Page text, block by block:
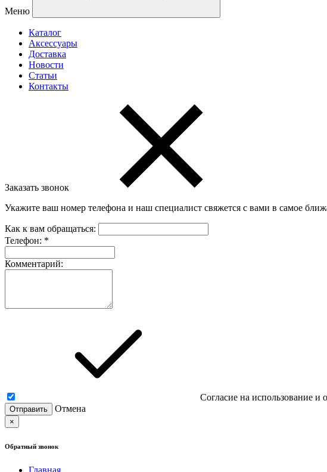
Меню
Каталог
Аксессуары
Доставка
Новости
Статьи
Контакты
Заказать звонок
Укажите ваш номер телефона и наш специалист свяжется с вами в самое
Как к вам обращаться:
Телефон: *
Комментарий:
Согласие на использование и
Отмена
×
Обратный звонок
Главная